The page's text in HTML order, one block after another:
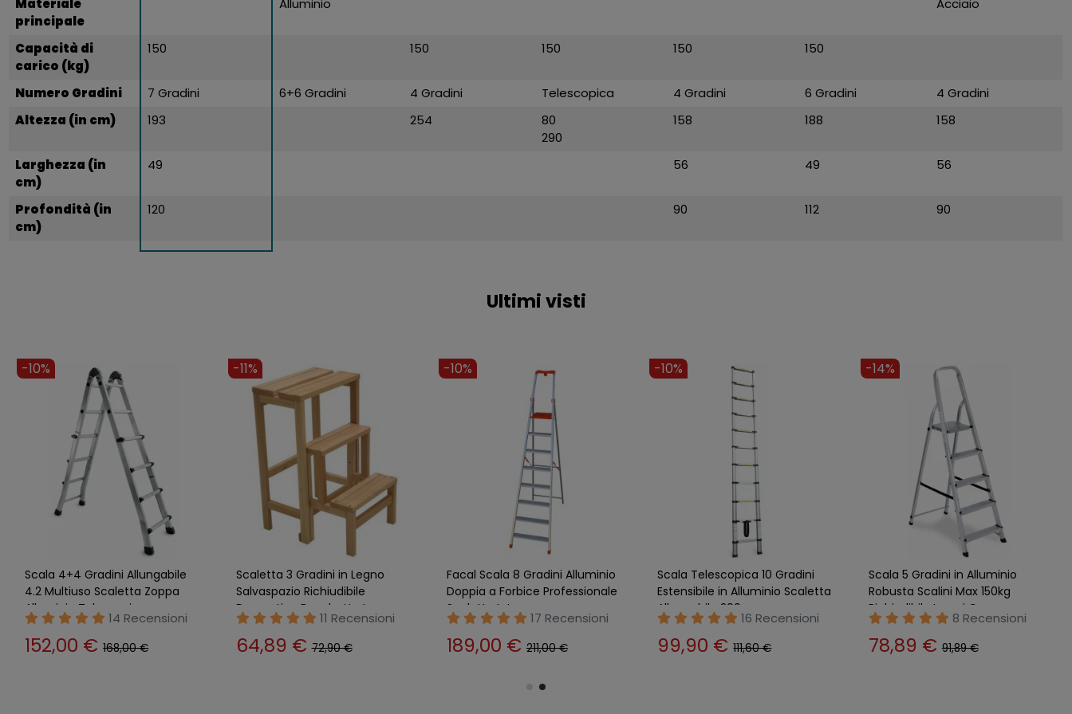
principale
Capacità di
carico (kg)
150 150 150 150 150
Numero Gradini 7 Gradini 6+6 Gradini 4 Gradini Telescopica 4 Gradini 6 Gradini
4 Gradini
Altezza (in cm)
193 254
80
290
158 188 158
Larghezza (in
cm)
49 56 49 56
Profondità (in
cm)
120 90 112 90
Ultimi visti
-10%
Scala 4+4 Gradini Allungabile
4.2 Multiuso Scaletta Zoppa
Alluminio Telescopica
14 Recensioni
152,00 €168,00 €
-11%
Scaletta 3 Gradini in Legno
Salvaspazio Richiudibile
Domestica Banchetto Lavoro
11 Recensioni
64,89 €72,90 €
-10%
Facal Scala 8 Gradini Alluminio
Doppia a Forbice Professionale
Scaletta Interno
17 Recensioni
189,00 € 211,00 €
-10%
Scala Telescopica 10 Gradini
Estensibile in Alluminio Scaletta
Allungabile 290
16 Recensioni
99,90 €111,60 €
-14%
Scala 5 Gradini in Alluminio
Robusta Scalini Max 150kg
Richiudibile Lavori Casa
8 Recensioni
78,89 €91,89 €